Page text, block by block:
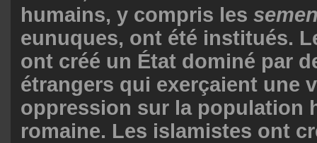
humains, y compris les
eunuques, ont été institués.
ont créé un État dominé par
étrangers qui exerçaient une
oppression sur la population
romaine. Les islamistes ont